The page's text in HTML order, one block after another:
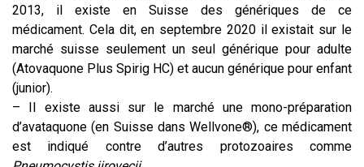
2013, il existe en Suisse des génériques de ce
médicament. Cela dit, en septembre 2020 il existait sur le
marché suisse seulement un seul générique pour adulte
(Atovaquone Plus Spirig HC) et aucun générique pour enfant
(junior).
– Il existe aussi sur le marché une mono-préparation
d’avataquone (en Suisse dans Wellvone®), ce médicament
est indiqué contre d’autres protozoaires comme